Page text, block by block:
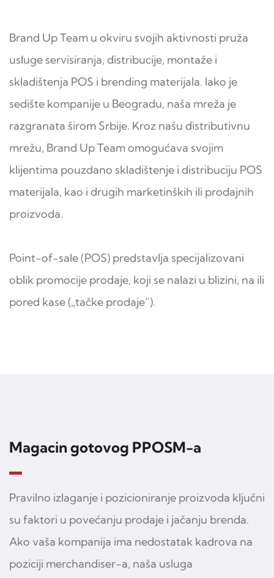
Brand Up Team u okviru svojih aktivnosti pruža
usluge servisiranja, distribucije, montaže i
skladištenja POS i brending materijala. Iako je
sedište kompanije u Beogradu, naša mreža je
razgranata širom Srbije. Kroz našu distributivnu
mrežu, Brand Up Team omogućava svojim
klijentima pouzdano skladištenje i distribuciju POS
materijala, kao i drugih marketinških ili prodajnih
proizvoda.
Point-of-sale (POS) predstavlja specijalizovani
oblik promocije prodaje, koji se nalazi u blizini, na ili
pored kase („tačke prodaje“).
Magacin gotovog PPOSM-a
Pravilno izlaganje i pozicioniranje proizvoda ključni
su faktori u povećanju prodaje i jačanju brenda.
Ako vaša kompanija ima nedostatak kadrova na
poziciji merchandiser-a, naša usluga